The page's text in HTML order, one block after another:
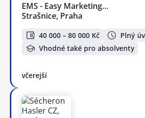
EMS - Easy Marketing…
Strašnice, Praha
40 000 – 80 000 Kč
Plný
Vhodné také pro absolventy
včerejší